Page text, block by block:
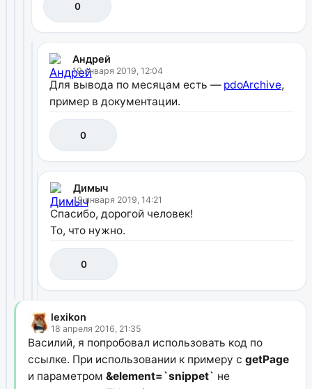
0
Андрей
19 января 2019, 12:04
Для вывода по месяцам есть — pdoArchive,
пример в документации.
0
Димыч
19 января 2019, 14:21
Спасибо, дорогой человек!
То, что нужно.
0
lexikon
18 апреля 2016, 21:35
Василий, я попробовал использовать код по
ссылке. При использовании к примеру с getPage
и параметром &element=`snippet` не